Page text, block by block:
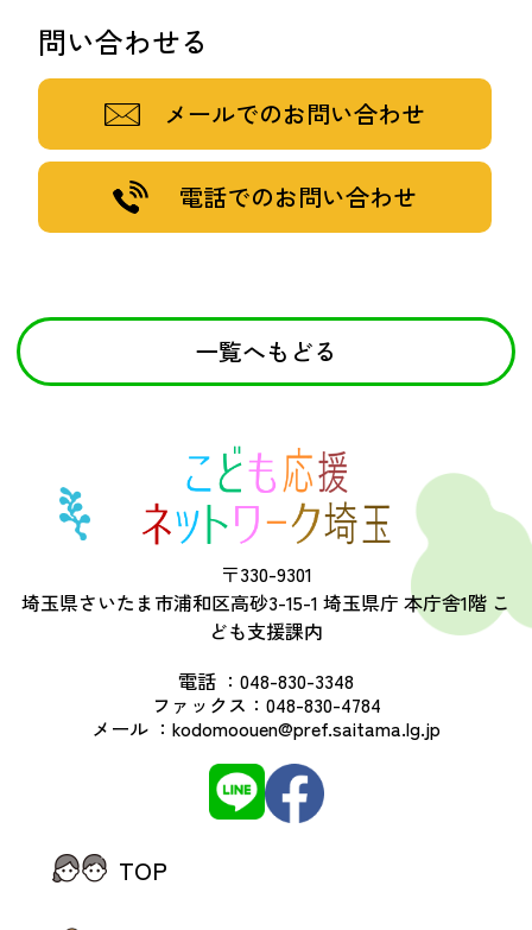
問い合わせる
メールでのお問い合わせ
電話でのお問い合わせ
一覧へもどる
〒330-9301
埼玉県さいたま市浦和区高砂3-15-1 埼玉県庁 本庁舎1階 こ
ども支援課内
電話 ： 048-830-3348
ファックス： 048-830-4784
メール ： kodomoouen@pref.saitama.lg.jp
TOP